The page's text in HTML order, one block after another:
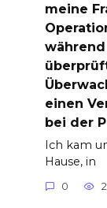
meine
einen
bei der
Ich kam
Hause, in
0